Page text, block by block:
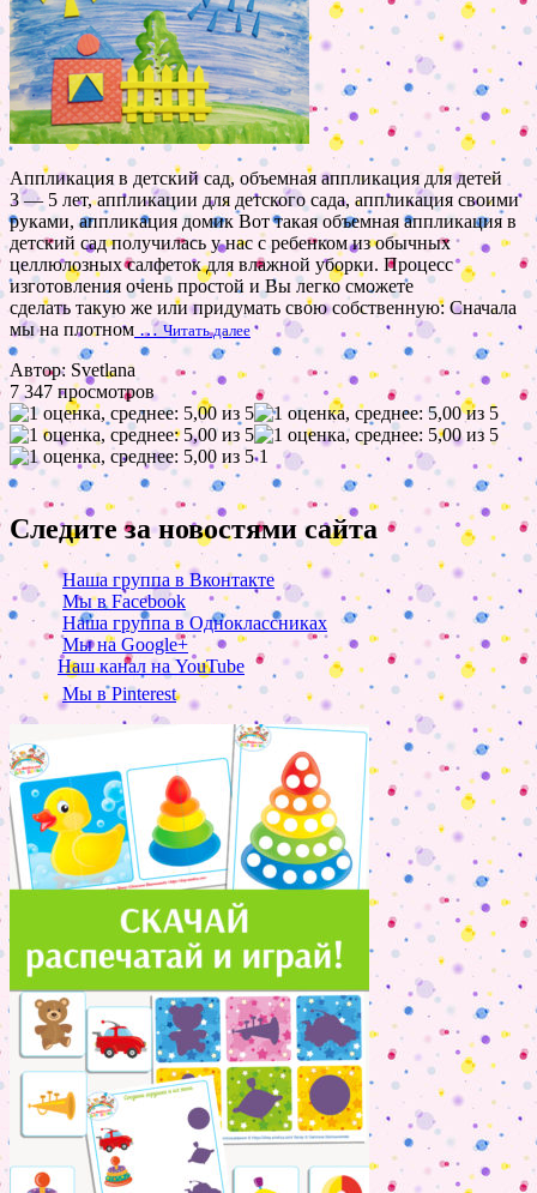
Аппликация в детский сад, объемная аппликация для детей
3 — 5 лет, аппликации для детского сада, аппликация своими
руками, аппликация домик Вот такая объемная аппликация в
детский сад получилась у нас с ребенком из обычных
целлюлозных салфеток для влажной уборки. Процесс
изготовления очень простой и Вы легко сможете
сделать такую же или придумать свою собственную: Сначала
мы на плотном …Читать далее
Автор: Svetlana
7 347 просмотров
1
Следите за новостями сайта
Наша группа в Вконтакте
Мы в Facebook
Наша группа в Одноклассниках
Мы на Google+
Наш канал на YouTube
Мы в Pinterest